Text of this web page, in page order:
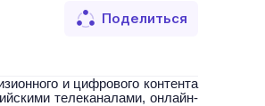
Поделиться
и цифрового контента
телеканалами, онлайн-